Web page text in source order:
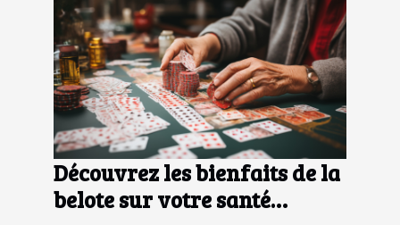
Découvrez les bienfaits de la
belote sur votre santé